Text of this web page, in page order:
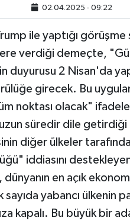
02.04.2025 - 09:22
ile yaptığı görüşme
verdiği demeçte,
duyurusu 2 Nisan'da
girecek. Bu
noktası olacak"
süredir dile getirdiği
diğer ülkeler
iddiasını
en açık
sayıda yabancı ülkenin
kapalı. Bu büyük bir